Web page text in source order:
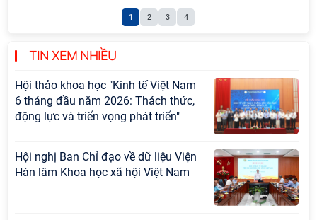
1 2 3 4
TIN XEM NHIỀU
Khoa học xã hội Việt Nam làm việc
với Ban Chủ nhiệm các Chương trình
cấp Bộ
Hội thảo khoa học "Kinh tế Việt Nam
6 tháng đầu năm 2026: Thách thức,
động lực và triển vọng phát triển"
Hội nghị Ban Chỉ đạo về dữ liệu Viện
Hàn lâm Khoa học xã hội Việt Nam